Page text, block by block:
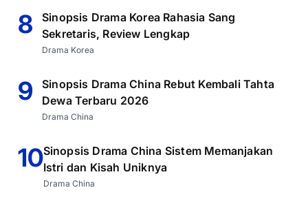
8
Sinopsis Drama Korea Rahasia Sang
Sekretaris, Review Lengkap
Drama Korea
9
Sinopsis Drama China Rebut Kembali Tahta
Dewa Terbaru 2026
Drama China
10Sinopsis Drama China Sistem Memanjakan
Istri dan Kisah Uniknya
Drama China